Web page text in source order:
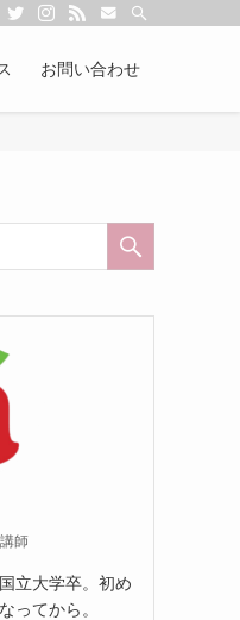
お問い合わせ
師
立大学卒。初め
ってから。